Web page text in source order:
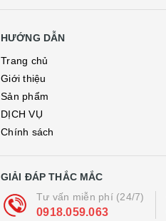
HƯỚNG DẪN
Trang chủ
Giới thiệu
Sản phẩm
DỊCH VỤ
Chính sách
GIẢI ĐÁP THẮC MẮC
Tư vấn miễn phí (24/7)
0918.059.063